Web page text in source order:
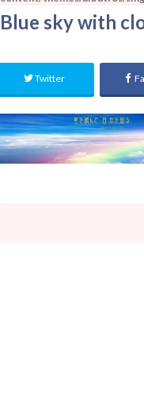
Blue sky with
Twitter